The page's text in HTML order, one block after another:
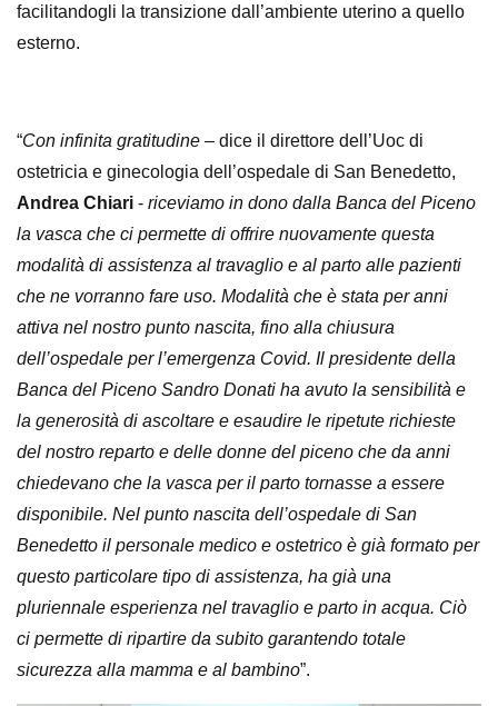
facilitandogli la transizione dall’ambiente uterino a quello
esterno.
“Con infinita gratitudine – dice il direttore dell’Uoc di
ostetricia e ginecologia dell’ospedale di San Benedetto,
Andrea Chiari - riceviamo in dono dalla Banca del Piceno
la vasca che ci permette di offrire nuovamente questa
modalità di assistenza al travaglio e al parto alle pazienti
che ne vorranno fare uso. Modalità che è stata per anni
attiva nel nostro punto nascita, fino alla chiusura
dell’ospedale per l’emergenza Covid. Il presidente della
Banca del Piceno Sandro Donati ha avuto la sensibilità e
la generosità di ascoltare e esaudire le ripetute richieste
del nostro reparto e delle donne del piceno che da anni
chiedevano che la vasca per il parto tornasse a essere
disponibile. Nel punto nascita dell’ospedale di San
Benedetto il personale medico e ostetrico è già formato per
questo particolare tipo di assistenza, ha già una
pluriennale esperienza nel travaglio e parto in acqua. Ciò
ci permette di ripartire da subito garantendo totale
sicurezza alla mamma e al bambino”.